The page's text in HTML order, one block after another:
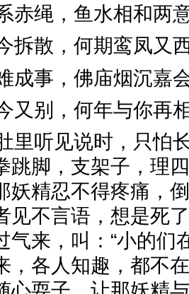
系赤绳，鱼水相
拆散，何期鸾
成事，佛庙烟
又别，何年与你
里听见说时，只怕
跳脚，支架子，理
妖精忍不得疼痛，
见不言语，想是死
气来，叫：“小的们
，各人知趣，都不